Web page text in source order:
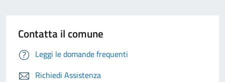
Contatta il comune
Leggi le domande frequenti
Richiedi Assistenza